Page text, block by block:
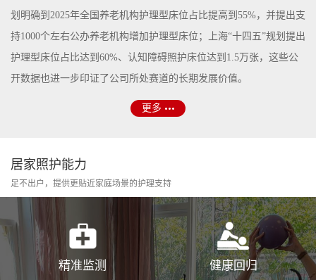
划明确到2025年全国养老机构护理型床位占比提高到55%，并提出支
持1000个左右公办养老机构增加护理型床位；上海“十四五”规划提出
护理型床位占比达到60%、认知障碍照护床位达到1.5万张，这些公
开数据也进一步印证了公司所处赛道的长期发展价值。
更多
居家照护能力
足不出户，提供更贴近家庭场景的护理支持
精准监测 健康回归